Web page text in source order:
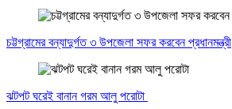
চট্টগ্রামের বন্যাদুর্গত ৩ উপজেলা সফর করবেন প্রধানমন্ত্রী
ঝটপট ঘরেই বানান গরম আলু পরোটা